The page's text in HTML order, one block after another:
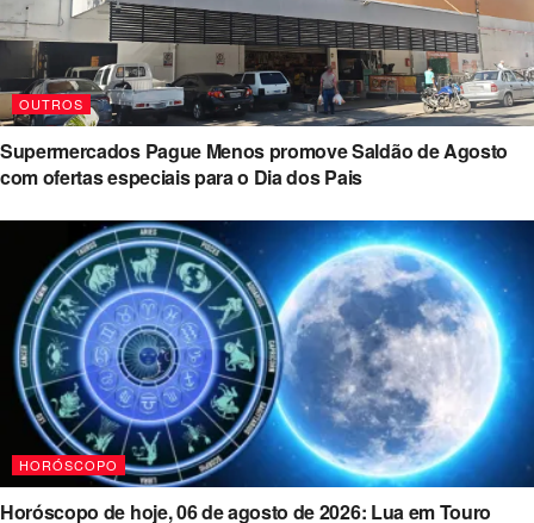
OUTROS
Supermercados Pague Menos promove Saldão de Agosto
com ofertas especiais para o Dia dos Pais
HORÓSCOPO
Horóscopo de hoje, 06 de agosto de 2026: Lua em Touro